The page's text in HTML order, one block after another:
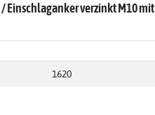
Einschlaganker verzinkt M10 mit
1620